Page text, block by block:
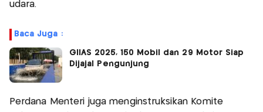
udara.
Baca Juga :
GIIAS 2025, 150 Mobil dan 29 Motor Siap
Dijajal Pengunjung
Perdana Menteri juga menginstruksikan Komite